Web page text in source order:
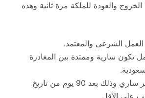
والعودة للملكة مرة ثانية وهذه
الشرعي والمعتمد.
تكون سارية وممتدة بين المغادرة
جواز السفر ساري وذلك بعد 90 يوم من تاريخ